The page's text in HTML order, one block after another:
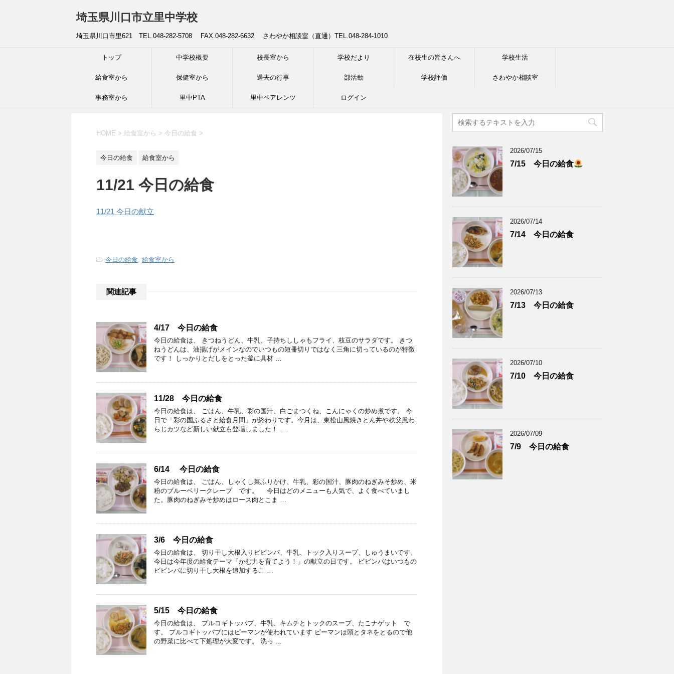
埼玉県川口市立里中学校
埼玉県川口市里621 TEL.048-282-5708 FAX.048-282-6632 さわやか相談室（直通）TEL.048-284-1010
トップ 中学校概要 校長室から 学校だより 在校生の皆さんへ 学校生活
給食室から 保健室から 過去の行事 部活動 学校評価 さわやか相談室
事務室から 里中PTA 里中ペアレンツ ログイン
HOME > 給食室から > 今日の給食 >
今日の給食 給食室から
11/21 今日の給食
11/21 今日の献立
-今日の給食, 給食室から
関連記事
4/17 今日の給食
今日の給食は、 きつねうどん、牛乳、子持ちししゃもフライ、枝豆のサラダです。 きつ
ねうどんは、油揚げがメインなのでいつもの短冊切りではなく三角に切っているのが特徴
です！ しっかりとだしをとった釜に具材 …
11/28 今日の給食
今日の給食は、 ごはん、牛乳、彩の国汁、白ごまつくね、こんにゃくの炒め煮です。 今
日で「彩の国ふるさと給食月間」が終わりです。今月は、東松山風焼きとん丼や秩父風わ
らじカツなど新しい献立も登場しました！ …
6/14 今日の給食
今日の給食は、 ごはん、しゃくし菜ふりかけ、牛乳、彩の国汁、豚肉のねぎみそ炒め、米
粉のブルーベリークレープ です。 今日はどのメニューも人気で、よく食べていまし
た。豚肉のねぎみそ炒めはロース肉とこま …
3/6 今日の給食
今日の給食は、 切り干し大根入りビビンパ、牛乳、トック入りスープ、しゅうまいです。
今日は今年度の給食テーマ「かむ力を育てよう！」の献立の日です。 ビビンパはいつもの
ビビンパに切り干し大根を追加するこ …
5/15 今日の給食
今日の給食は、 プルコギトッパプ、牛乳、キムチとトックのスープ、たこナゲット で
す。 プルコギトッパプにはピーマンが使われています ピーマンは頭とタネをとるので他
の野菜に比べて下処理が大変です。 洗っ …
2026/07/15
7/15 今日の給食
2026/07/14
7/14 今日の給食
2026/07/13
7/13 今日の給食
2026/07/10
7/10 今日の給食
2026/07/09
7/9 今日の給食